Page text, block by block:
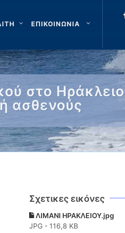
ΕΠΙΚΟΙΝΩΝΙΑ
στο
ασθενούς
Σχετικες εικόνες
ΛΙΜΑΝΙ ΗΡΑΚΛΕΙΟΥ.jpg
JPG - 116,8 KB